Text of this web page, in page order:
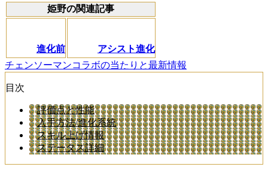
姫野の関連記事
進化前
アシスト進化
チェンソーマンコラボの当たりと最新情報
目次
評価点と性能
入手方法/進化系統
スキル上げ情報
ステータス詳細